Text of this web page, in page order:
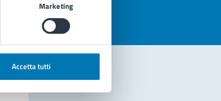
Marketing
Accetta tutti